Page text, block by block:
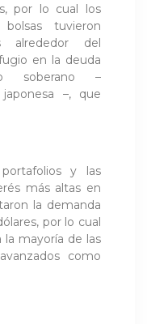
por lo cual los
tuvieron
alrededor del
en la deuda
soberano –
–, que
y las
más altas en
la demanda
por lo cual
la mayoría de las
como